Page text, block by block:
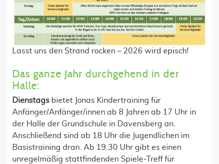
Lasst uns den Strand rocken – 2026 wird episch!
Das ganze Jahr durchgehend in der
Halle:
Dienstags bietet Jonas Kindertraining für
Anfänger/Anfänger/innen ab 8 Jahren ab 17 Uhr in
der Halle der Grundschule in Davensberg an.
Anschließend sind ab 18 Uhr die Jugendlichen im
Basistraining dran. Ab 19.30 Uhr gibt es einen
unregelmäßig stattfindenden Spiele-Treff für